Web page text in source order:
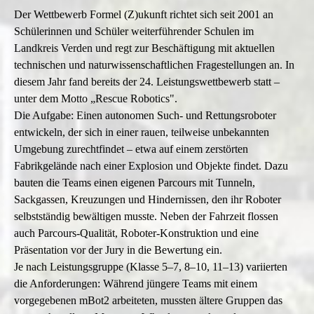
Der Wettbewerb Formel (Z)ukunft richtet sich seit 2001 an
Schülerinnen und Schüler weiterführender Schulen im
Landkreis Verden und regt zur Beschäftigung mit aktuellen
technischen und naturwissenschaftlichen Fragestellungen an. In
diesem Jahr fand bereits der 24. Leistungswettbewerb statt –
unter dem Motto „Rescue Robotics".
Die Aufgabe: Einen autonomen Such- und Rettungsroboter
entwickeln, der sich in einer rauen, teilweise unbekannten
Umgebung zurechtfindet – etwa auf einem zerstörten
Fabrikgelände nach einer Explosion und Objekte findet. Dazu
bauten die Teams einen eigenen Parcours mit Tunneln,
Sackgassen, Kreuzungen und Hindernissen, den ihr Roboter
selbstständig bewältigen musste. Neben der Fahrzeit flossen
auch Parcours-Qualität, Roboter-Konstruktion und eine
Präsentation vor der Jury in die Bewertung ein.
Je nach Leistungsgruppe (Klasse 5–7, 8–10, 11–13) variierten
die Anforderungen: Während jüngere Teams mit einem
vorgegebenen mBot2 arbeiteten, mussten ältere Gruppen das